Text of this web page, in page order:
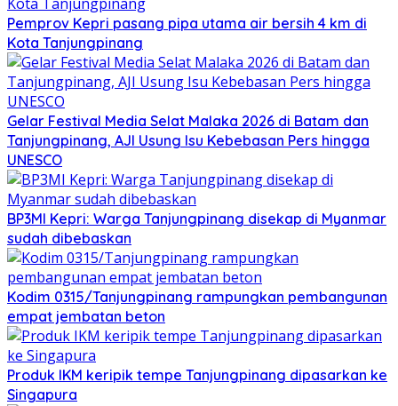
Pemprov Kepri pasang pipa utama air bersih 4 km di
Kota Tanjungpinang
Gelar Festival Media Selat Malaka 2026 di Batam dan
Tanjungpinang, AJI Usung Isu Kebebasan Pers hingga
UNESCO
BP3MI Kepri: Warga Tanjungpinang disekap di Myanmar
sudah dibebaskan
Kodim 0315/Tanjungpinang rampungkan pembangunan
empat jembatan beton
Produk IKM keripik tempe Tanjungpinang dipasarkan ke
Singapura